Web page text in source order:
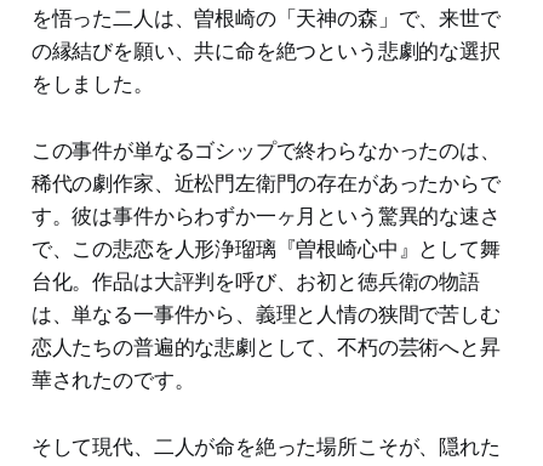
を悟った二人は、曽根崎の「天神の森」で、来世で
の縁結びを願い、共に命を絶つという悲劇的な選択
をしました。
この事件が単なるゴシップで終わらなかったのは、
稀代の劇作家、近松門左衛門の存在があったからで
す。彼は事件からわずか一ヶ月という驚異的な速さ
で、この悲恋を人形浄瑠璃『曽根崎心中』として舞
台化。作品は大評判を呼び、お初と徳兵衛の物語
は、単なる一事件から、義理と人情の狭間で苦しむ
恋人たちの普遍的な悲劇として、不朽の芸術へと昇
華されたのです。
そして現代、二人が命を絶った場所こそが、隠れた